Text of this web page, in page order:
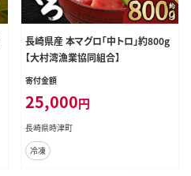
長崎県産 本マグロ「中トロ」約800g
【大村湾漁業協同組合】
寄付金額
25,000円
長崎県時津町
冷凍